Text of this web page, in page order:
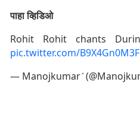
पाहा व्हिडिओ
Rohit Rohit chants
pic.twitter.com/B9X4Gn0M3F
— Manojkumar